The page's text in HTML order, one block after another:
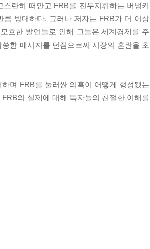
란히 떠안고 FRB를 진두지휘하는 버냉키
방대하다. 그러나 저자는 FRB가 더 이상
호한 발언들로 인해 그들은 세계경제를 주
한 메시지를 던짐으로써 시장의 혼란을 초
며 FRB를 둘러싼 의혹이 어떻게 형성됐는
의 실제에 대해 독자들의 친절한 이해를